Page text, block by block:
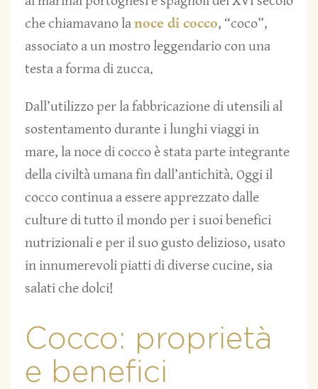
che chiamavano lanoce di cocco, “coco”,
associato a un mostro leggendario con una
testa a forma di zucca.
Dall’utilizzo per la fabbricazione di utensili al
sostentamento durante i lunghi viaggi in
mare, la noce di cocco è stata parte integrante
della civiltà umana fin dall’antichità. Oggi il
cocco continua a essere apprezzato dalle
culture di tutto il mondo per i suoi benefici
nutrizionali e per il suo gusto delizioso, usato
in innumerevoli piatti di diverse cucine, sia
salati che dolci!
Cocco: proprietà
e benefici